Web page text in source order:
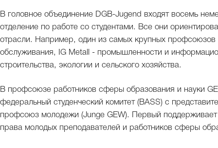
В головное объединение DGB-Jugend входят восемь
отделение по работе со студентами. Все они
отрасли. Например, один из самых крупных
обслуживания, IG Metall - промышленности и
строительства, экологии и сельского хозяйства.
В профсоюзе работников сферы образования и науки
федеральный студенческий комитет (BASS) с
профсоюз молодежи (Junge GEW). Первый
права молодых преподавателей и работников сферы